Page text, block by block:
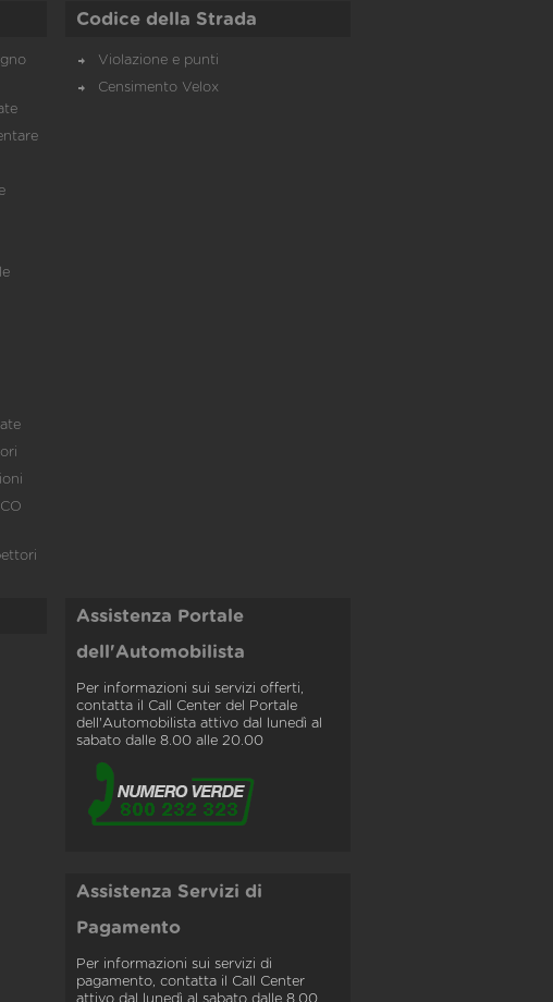
Codice della Strada
Violazione e punti
Censimento Velox
Assistenza Portale
dell'Automobilista
Per informazioni sui servizi offerti,
contatta il Call Center del Portale
dell'Automobilista attivo dal lunedì al
sabato dalle 8.00 alle 20.00
Assistenza Servizi di
Pagamento
Per informazioni sui servizi di
pagamento, contatta il Call Center